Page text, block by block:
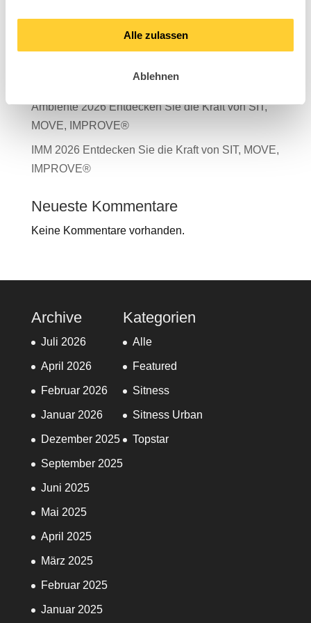
Alle zulassen
Ablehnen
Nachhaltigkeitsbericht 2025 ist da!
TDR – Tag der Rückengesundheit 2026
Ambiente 2026 Entdecken Sie die Kraft von SIT,
MOVE, IMPROVE®
IMM 2026 Entdecken Sie die Kraft von SIT, MOVE,
IMPROVE®
Neueste Kommentare
Keine Kommentare vorhanden.
Archive
Juli 2026
April 2026
Februar 2026
Januar 2026
Dezember 2025
September 2025
Juni 2025
Mai 2025
April 2025
März 2025
Februar 2025
Januar 2025
Kategorien
Alle
Featured
Sitness
Sitness Urban
Topstar